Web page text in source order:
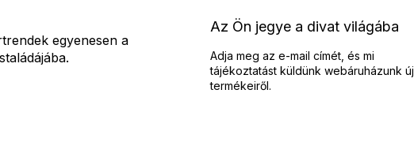
egyenesen a
Az Ön jegye a divat világába
Adja meg az e-mail címét, és mi
tájékoztatást küldünk webáruházunk új
termékeiről.